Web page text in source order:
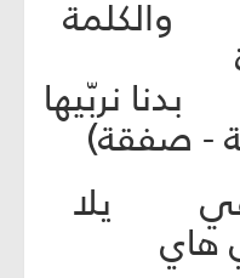
والكلمة
نربّيها
- صفقة)
يلا
هاي